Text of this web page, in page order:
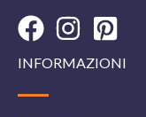
INFORMAZIONI